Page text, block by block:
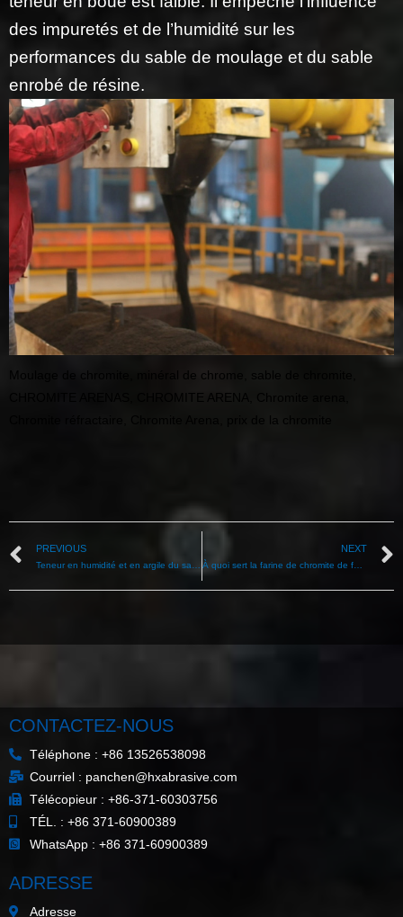
des impuretés et de l’humidité sur les
performances du sable de moulage et du sable
enrobé de résine.
Moulage de chromite, minéral de chrome, sable de chromite,
PREVIOUS
Teneur en humidité et en argile du sable ferrochromique
NEXT
À quoi sert la farine de chromite de fer 200 mesh-2500 mesh ?
CONTACTEZ-NOUS
Téléphone : +86 13526538098
Courriel : panchen@hxabrasive.com
Télécopieur : +86-371-60303756
TÉL. : +86 371-60900389
WhatsApp : +86 371-60900389
ADRESSE
Adresse